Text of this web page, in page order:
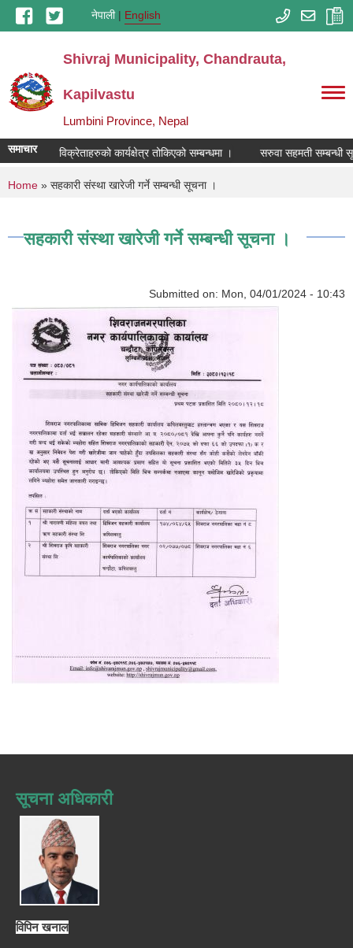
Skip to main contentनेपाली English
Shivraj Municipality, Chandrauta,
Kapilvastu
Lumbini Province, Nepal
समाचार
रसायनिक मल विक्रेताहरुको कार्यक्षेत्र तोकिएको सम्बन्धमा । सरुवा सहमती सम्बन्धी
You are here
Home » सहकारी संस्था खारेजी गर्ने सम्बन्धी सूचना ।
सहकारी संस्था खारेजी गर्ने सम्बन्धी सूचना ।
Submitted on: Mon, 04/01/2024 - 10:43
सूचना अधिकारी
विपिन खनाल